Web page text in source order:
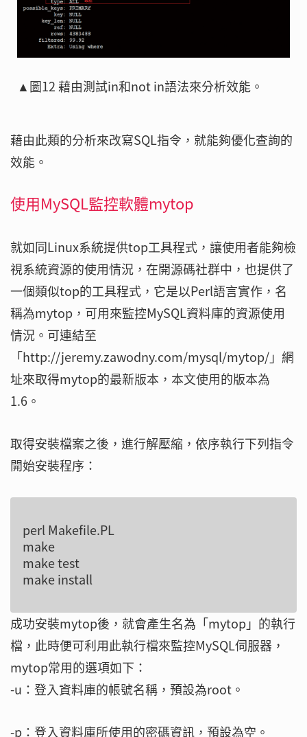
▲圖12 藉由測試in和not in語法來分析效能。
藉由此類的分析來改寫SQL指令，就能夠優化查詢的
效能。
使用MySQL監控軟體mytop
就如同Linux系統提供top工具程式，讓使用者能夠檢
視系統資源的使用情況，在開源碼社群中，也提供了
一個類似top的工具程式，它是以Perl語言實作，名
稱為mytop，可用來監控MySQL資料庫的資源使用
情況。可連結至
「http://jeremy.zawodny.com/mysql/mytop/」網
址來取得mytop的最新版本，本文使用的版本為
1.6。
取得安裝檔案之後，進行解壓縮，依序執行下列指令
開始安裝程序：
perl Makefile.PL
make
make test
成功安裝mytop後，就會產生名為「mytop」的執行
檔，此時便可利用此執行檔來監控MySQL伺服器，
mytop常用的選項如下：
-u：登入資料庫的帳號名稱，預設為root。
-p：登入資料庫所使用的密碼資訊，預設為空。